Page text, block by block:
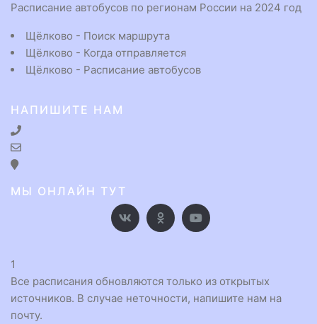
Расписание автобусов по регионам России на 2024 год
Щёлково - Поиск маршрута
Щёлково - Когда отправляется
Щёлково - Расписание автобусов
НАПИШИТЕ НАМ
МЫ ОНЛАЙН ТУТ
1
Все расписания обновляются только из открытых
источников. В случае неточности, напишите нам на
почту.